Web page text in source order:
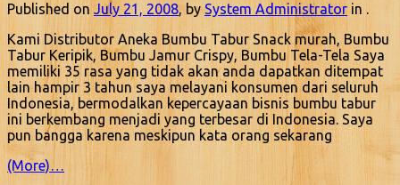
Published onJuly 21, 2008, by System Administrator in .
Kami Distributor Aneka Bumbu Tabur Snack murah, Bumbu
Tabur Keripik, Bumbu Jamur Crispy, Bumbu Tela-Tela Saya
memiliki 35 rasa yang tidak akan anda dapatkan ditempat
lain hampir 3 tahun saya melayani konsumen dari seluruh
Indonesia, bermodalkan kepercayaan bisnis bumbu tabur
ini berkembang menjadi yang terbesar di Indonesia. Saya
pun bangga karena meskipun kata orang sekarang
(More)…